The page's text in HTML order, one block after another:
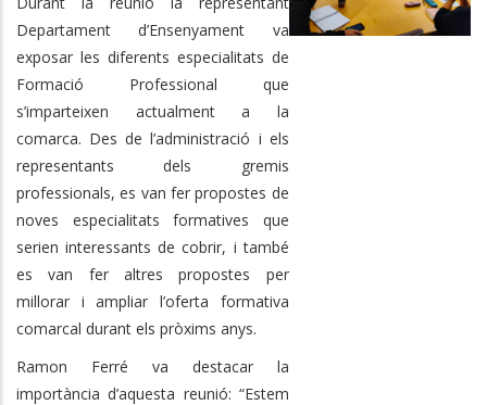
Departament d’Ensenyament va
exposar les diferents especialitats de
Formació Professional que
s’imparteixen actualment a la
comarca. Des de l’administració i els
representants dels gremis
professionals, es van fer propostes de
noves especialitats formatives que
serien interessants de cobrir, i també
es van fer altres propostes per
millorar i ampliar l’oferta formativa
comarcal durant els pròxims anys.
Ramon Ferré va destacar la
importància d’aquesta reunió: “Estem